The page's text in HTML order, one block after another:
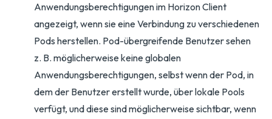
Anwendungsberechtigungen im Horizon Client
angezeigt, wenn sie eine Verbindung zu verschiedenen
Pods herstellen. Pod-übergreifende Benutzer sehen
z. B. möglicherweise keine globalen
Anwendungsberechtigungen, selbst wenn der Pod, in
dem der Benutzer erstellt wurde, über lokale Pools
verfügt, und diese sind möglicherweise sichtbar, wenn